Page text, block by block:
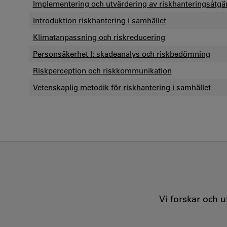
Implementering och utvärdering av
Introduktion riskhantering i samhället
Klimatanpassning och riskreducering
Personsäkerhet I: skadeanalys och riskbedömning
Riskperception och riskkommunikation
Vetenskaplig metodik för riskhantering i samhället
Vi forskar och